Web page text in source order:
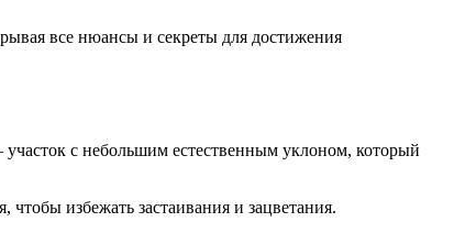
все нюансы и секреты для достижения
с небольшим естественным уклоном, который
избежать застаивания и зацветания.